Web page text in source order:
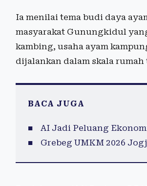
Ia menilai tema budi daya
masyarakat Gunungkidul
kambing, usaha ayam
dijalankan dalam skala rumah
BACA JUGA
AI Jadi Peluang
Grebeg UMKM 2026